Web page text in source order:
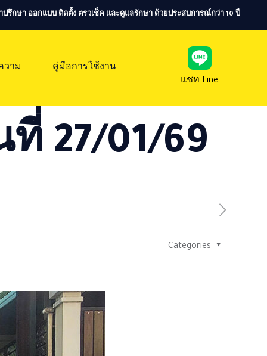
ปรึกษา ออกแบบ ติดตั้ง ตรวเช็ค และดูแลรักษา ด้วยประสบการณ์กว่า 10 ปี
วาม
คู่มือการใช้งาน
แชท Line
27/01/69
Categories